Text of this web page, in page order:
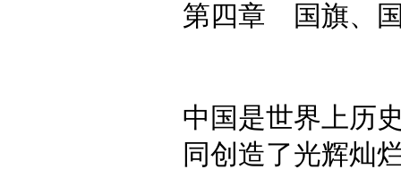
第四章 国旗、
中国是世界上历
同创造了光辉灿